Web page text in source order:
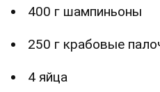
400 г шампиньоны
250 г крабовые
4 яйца